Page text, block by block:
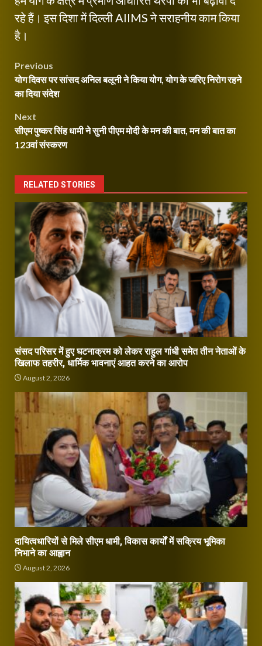
रहे हैं। इस दिशा में दिल्ली AIIMS ने सराहनीय काम किया
है।
Post
navigation
Previous
योग दिवस पर सांसद अनिल बलूनी ने किया योग, योग के जरिए निरोग रहने
का दिया संदेश
Next
सीएम पुष्कर सिंह धामी ने सुनी पीएम मोदी के मन की बात, मन की बात का
123वां संस्करण
RELATED STORIES
संसद परिसर में हुए घटनाक्रम को लेकर राहुल गांधी समेत तीन नेताओं के
खिलाफ तहरीर, धार्मिक भावनाएं आहत करने का आरोप
August 2, 2026
दायित्वधारियों से मिले सीएम धामी, विकास कार्यों में सक्रिय भूमिका
निभाने का आह्वान
August 2, 2026